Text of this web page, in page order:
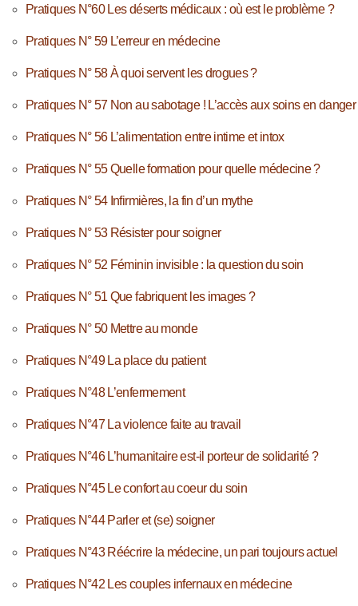
Pratiques N°60 Les déserts médicaux : où est le problème ?
Pratiques N° 59 L’erreur en médecine
Pratiques N° 58 À quoi servent les drogues ?
Pratiques N° 57 Non au sabotage ! L’accès aux soins en danger
Pratiques N° 56 L’alimentation entre intime et intox
Pratiques N° 55 Quelle formation pour quelle médecine ?
Pratiques N° 54 Infirmières, la fin d’un mythe
Pratiques N° 53 Résister pour soigner
Pratiques N° 52 Féminin invisible : la question du soin
Pratiques N° 51 Que fabriquent les images ?
Pratiques N° 50 Mettre au monde
Pratiques N°49 La place du patient
Pratiques N°48 L’enfermement
Pratiques N°47 La violence faite au travail
Pratiques N°46 L’humanitaire est-il porteur de solidarité ?
Pratiques N°45 Le confort au coeur du soin
Pratiques N°44 Parler et (se) soigner
Pratiques N°43 Réécrire la médecine, un pari toujours actuel
Pratiques N°42 Les couples infernaux en médecine